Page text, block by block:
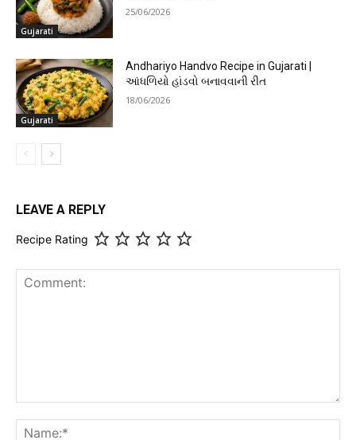
Gujarati
25/06/2026
Gujarati
Andhariyo Handvo Recipe in Gujarati |
આંધળિયો હાંડવો બનાવવાની રીત
18/06/2026
LEAVE A REPLY
Recipe Rating